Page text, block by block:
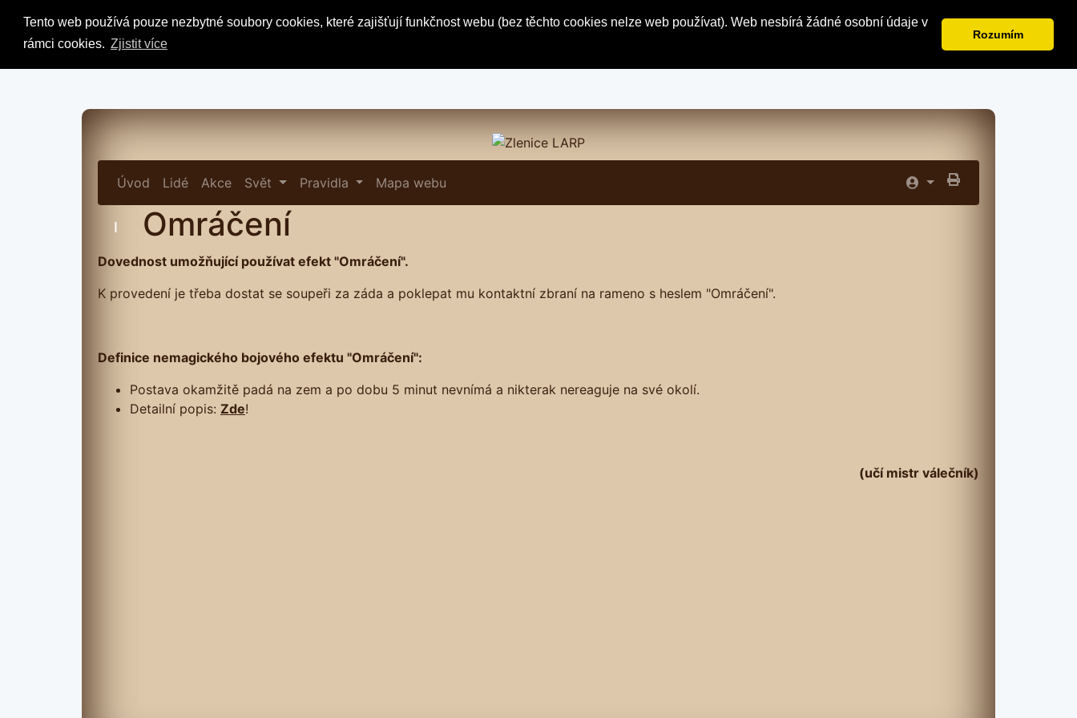
Tento web používá pouze nezbytné soubory cookies, které zajišťují funkčnost webu (bez těchto cookies nelze web používat). Web nesbírá žádné osobní údaje v
rámci cookies. Zjistit více
Rozumím
Úvod Lidé Akce Svět Pravidla Mapa webu
I Omráčení
Dovednost umožňující používat efekt "Omráčení".
K provedení je třeba dostat se soupeři za záda a poklepat mu kontaktní zbraní na rameno s heslem "Omráčení".
Definice nemagického bojového efektu "Omráčení":
Postava okamžitě padá na zem a po dobu 5 minut nevnímá a nikterak nereaguje na své okolí.
Detailní popis: Zde!
(učí mistr válečník)